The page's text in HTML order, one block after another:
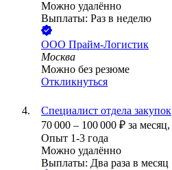
Можно удалённо
Выплаты: Раз в неделю
ООО Прайм-Логистик
Москва
Можно без резюме
Откликнуться
Специалист отдела закупок
70 000 – 100 000 ₽ за месяц,
Опыт 1-3 года
Можно удалённо
Выплаты: Два раза в месяц